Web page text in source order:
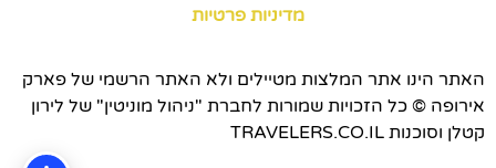
מדיניות פרטיות
האתר הינו אתר המלצות מטיילים ולא האתר הרשמי של פארק
אירופה © כל הזכויות שמורות לחברת "ניהול מוניטין" של לירון
קטלן וסוכנות TRAVELERS.CO.IL